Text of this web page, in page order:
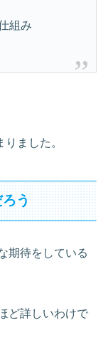
組み
ました。
ろう
期待をしている
ど詳しいわけで